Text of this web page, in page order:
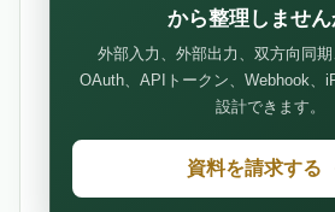
から整理しません
外部入力、外部出力、双方向同期
OAuth、APIトークン、Webhook、
設計できます。
資料を請求する